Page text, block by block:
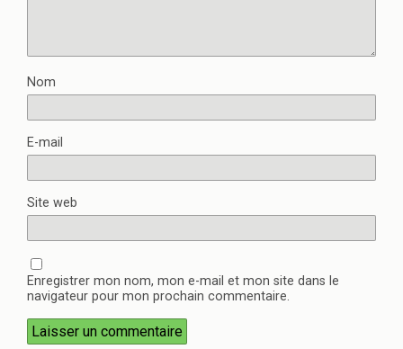
Nom
E-mail
Site web
Enregistrer mon nom, mon e-mail et mon site dans le
navigateur pour mon prochain commentaire.